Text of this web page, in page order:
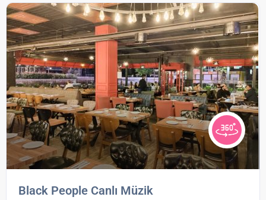
Black People Canlı Müzik